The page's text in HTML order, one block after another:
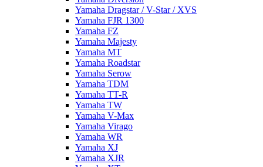
Yamaha Dragstar / V-Star / XVS
Yamaha FJR 1300
Yamaha FZ
Yamaha Majesty
Yamaha MT
Yamaha Roadstar
Yamaha Serow
Yamaha TDM
Yamaha TT-R
Yamaha TW
Yamaha V-Max
Yamaha Virago
Yamaha WR
Yamaha XJ
Yamaha XJR